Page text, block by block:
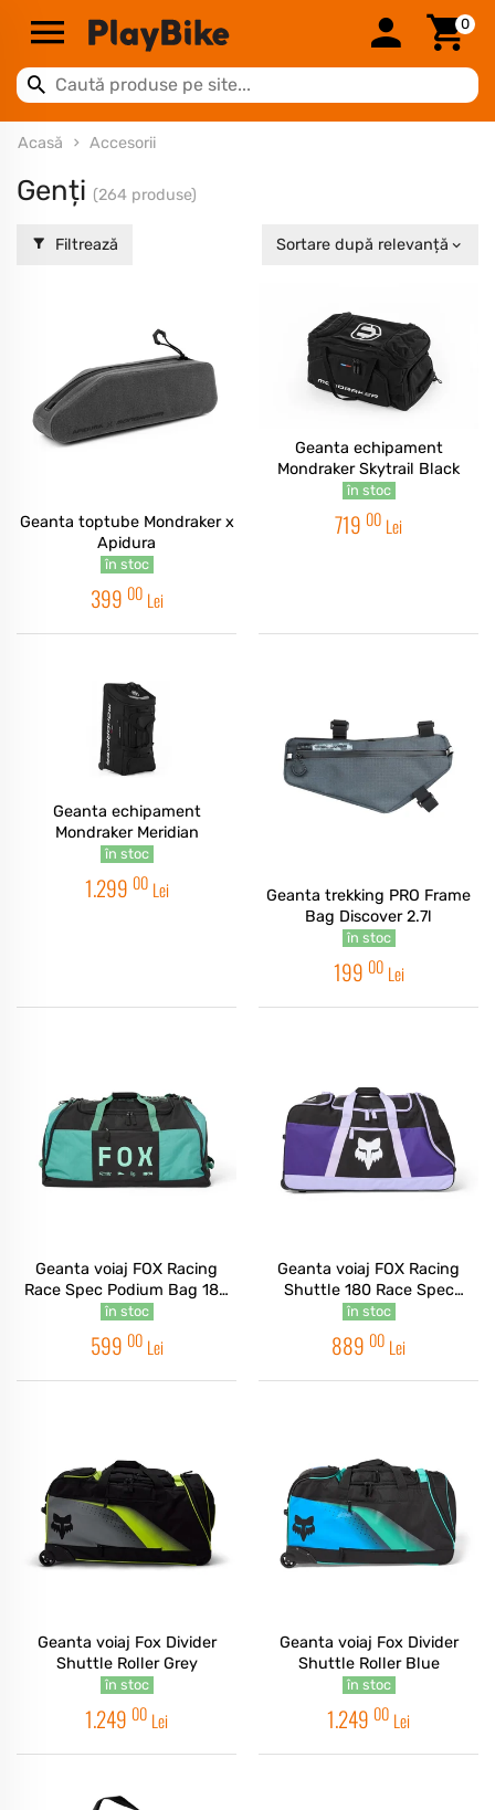
0
Acasă Accesorii
Genți (264 produse)
Filtrează Sortare după relevanță
Geanta toptube Mondraker x
Apidura
în stoc
399 00 Lei
Geanta echipament
Mondraker Skytrail Black
în stoc
719 00 Lei
Geanta echipament
Mondraker Meridian
în stoc
1.299 00 Lei
Geanta trekking PRO Frame
Bag Discover 2.7l
în stoc
199 00 Lei
Geanta voiaj FOX Racing
Race Spec Podium Bag 180
Duffle Mint Green
în stoc
599 00 Lei
Geanta voiaj FOX Racing
Shuttle 180 Race Spec
Wheeled Duffel Bag Purple
în stoc
889 00 Lei
Geanta voiaj Fox Divider
Shuttle Roller Grey
în stoc
1.249 00 Lei
Geanta voiaj Fox Divider
Shuttle Roller Blue
în stoc
1.249 00 Lei